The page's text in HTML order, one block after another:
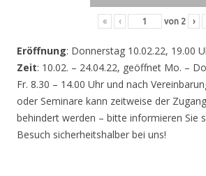
« ‹ von 2 ›
Eröffnung: Donnerstag 10.02.22, 19.00
Zeit: 10.02. – 24.04.22, geöffnet Mo. –
Fr. 8.30 – 14.00 Uhr und nach
oder Seminare kann zeitweise der
behindert werden – bitte informieren Sie
Besuch sicherheitshalber bei uns!